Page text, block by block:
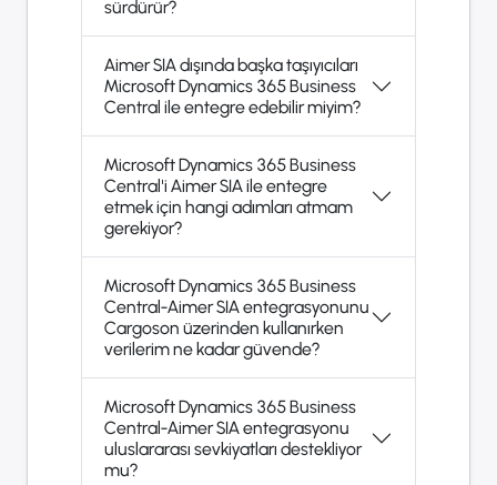
sürdürür?
Aimer SIA dışında başka taşıyıcıları
Microsoft Dynamics 365 Business
Central ile entegre edebilir miyim?
Microsoft Dynamics 365 Business
Central'i Aimer SIA ile entegre
etmek için hangi adımları atmam
gerekiyor?
Microsoft Dynamics 365 Business
Central-Aimer SIA entegrasyonunu
Cargoson üzerinden kullanırken
verilerim ne kadar güvende?
Microsoft Dynamics 365 Business
Central-Aimer SIA entegrasyonu
uluslararası sevkiyatları destekliyor
mu?